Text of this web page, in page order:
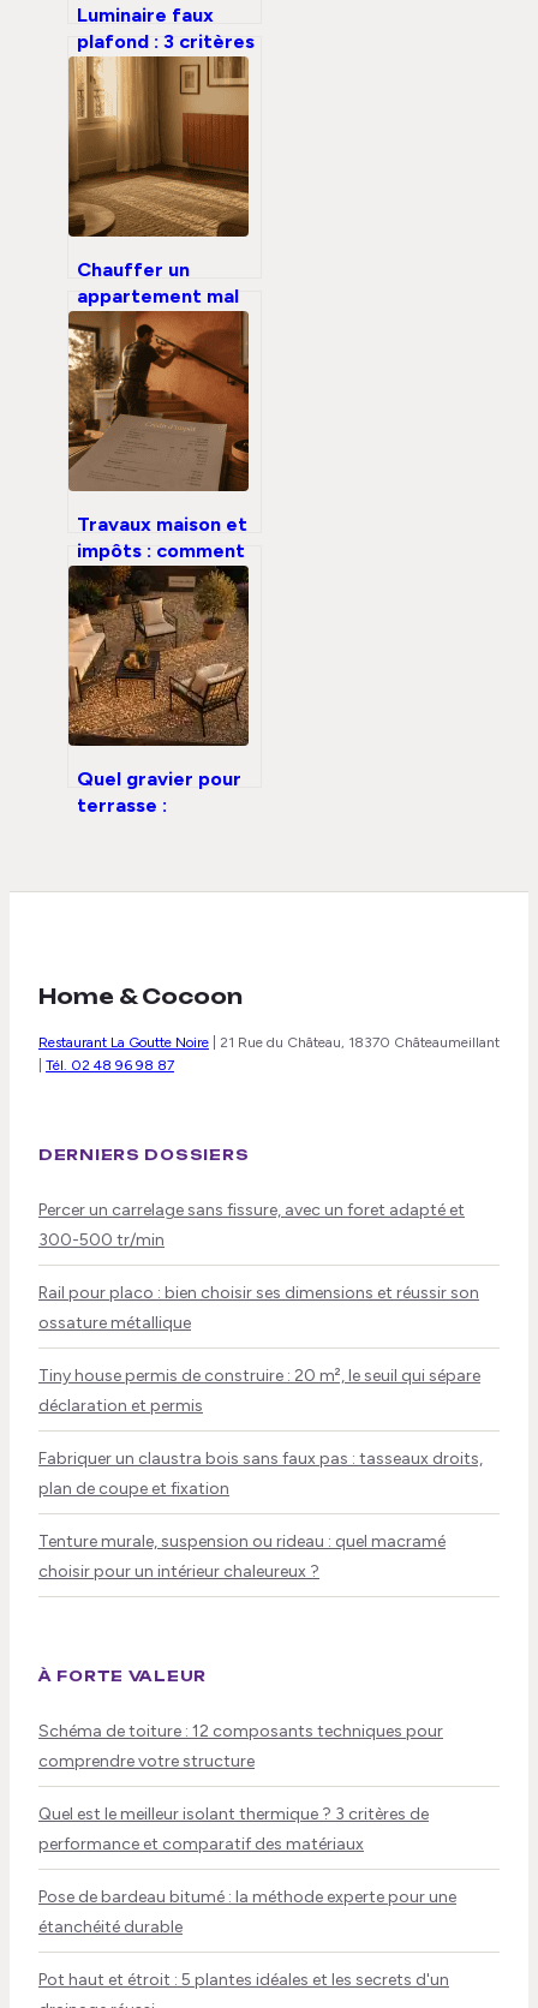
Luminaire faux
plafond : 3 critères
techniques pour
garantir confort
visuel et
conformité
Chauffer un
appartement mal
isolé : 5 astuces
pour gagner 3°C
sans travaux
Travaux maison et
impôts : comment
optimiser vos
aides et crédits en
2025
Quel gravier pour
terrasse :
Home & Cocoon
Restaurant La Goutte Noire
21 Rue du Château, 18370 Châteaumeillant
Tél. 02 48 96 98 87
DERNIERS DOSSIERS
Percer un carrelage sans fissure, avec un foret adapté et
300-500 tr/min
Rail pour placo : bien choisir ses dimensions et réussir son
ossature métallique
Tiny house permis de construire : 20 m², le seuil qui sépare
déclaration et permis
Fabriquer un claustra bois sans faux pas : tasseaux droits,
plan de coupe et fixation
Tenture murale, suspension ou rideau : quel macramé
choisir pour un intérieur chaleureux ?
À FORTE VALEUR
Schéma de toiture : 12 composants techniques pour
comprendre votre structure
Quel est le meilleur isolant thermique ? 3 critères de
performance et comparatif des matériaux
Pose de bardeau bitumé : la méthode experte pour une
étanchéité durable
Pot haut et étroit : 5 plantes idéales et les secrets d'un